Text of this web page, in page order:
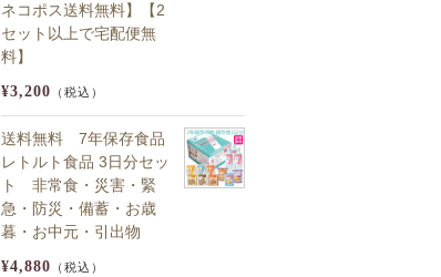
ネコポス送料無料】【2
セット以上で宅配便無
料】
¥3,200 （税込）
送料無料 7年保存食品
レトルト食品 3日分セッ
ト 非常食・災害・緊
急・防災・備蓄・お歳
暮・お中元・引出物
¥4,880 （税込）